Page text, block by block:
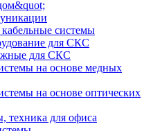
системы
для СКС
для СКС
на основе медных
на основе оптических
техника для офиса